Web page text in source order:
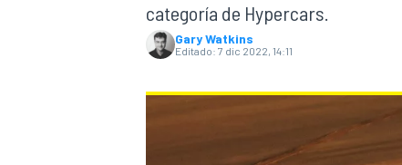
categoría de Hypercars.
Gary Watkins
Editado: 7 dic 2022, 14:11